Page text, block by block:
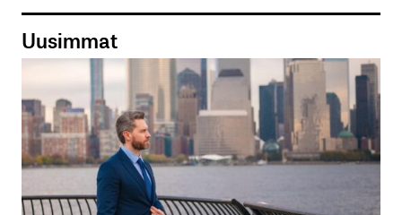
Uusimmat